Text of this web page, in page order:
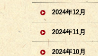
2024年12月
2024年11月
2024年10月